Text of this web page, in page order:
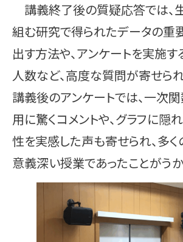
講義終了後の質疑応答では、
組む研究で得られたデータの重
出す方法や、アンケートを実施
人数など、高度な質問が寄せら
講義後のアンケートでは、一次
用に驚くコメントや、グラフに隠
性を実感した声も寄せられ、多く
意義深い授業であったことがうか